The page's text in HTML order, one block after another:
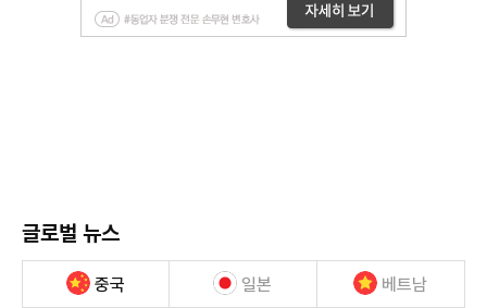
글로벌 뉴스
중국 일본 베트남